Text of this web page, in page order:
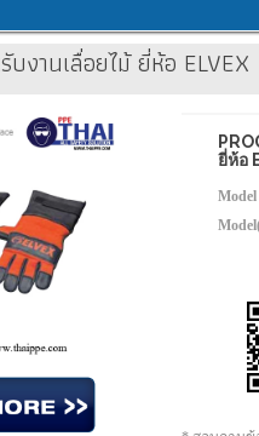
งานเลื่อยไม้ ยี่ห้อ ELVEX
ยี่ห้อ
Model